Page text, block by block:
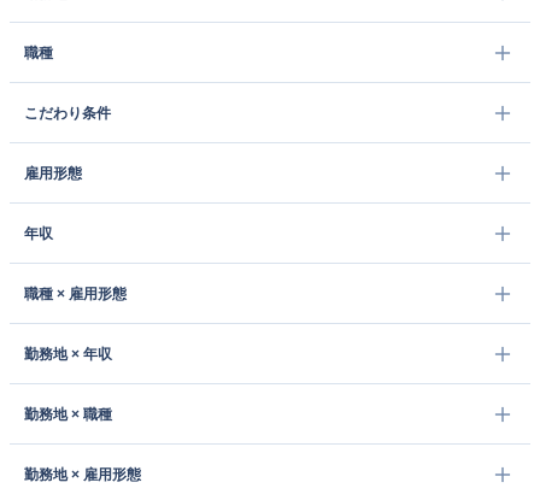
職種
こだわり条件
雇用形態
年収
職種 × 雇用形態
勤務地 × 年収
勤務地 × 職種
勤務地 × 雇用形態